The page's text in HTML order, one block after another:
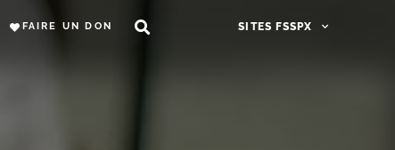
FAIRE UN DON SITES FSSPX